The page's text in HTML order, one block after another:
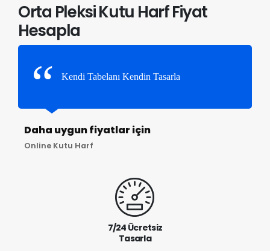
Orta Pleksi Kutu Harf Fiyat
Hesapla
Kendi Tabelanı Kendin Tasarla
Daha uygun fiyatlar için
Online Kutu Harf
7/24 Ücretsiz
Tasarla